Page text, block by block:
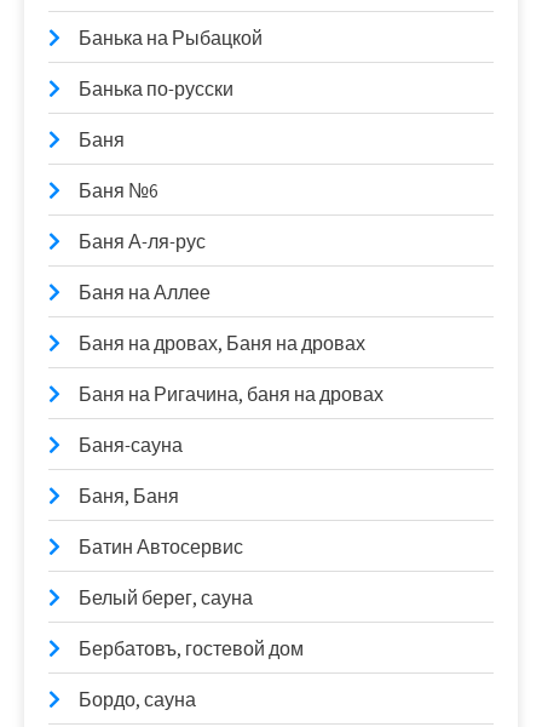
Банька на Рыбацкой
Банька по-русски
Баня
Баня №6
Баня А-ля-рус
Баня на Аллее
Баня на дровах, Баня на дровах
Баня на Ригачина, баня на дровах
Баня-сауна
Баня, Баня
Батин Автосервис
Белый берег, сауна
Бербатовъ, гостевой дом
Бордо, сауна